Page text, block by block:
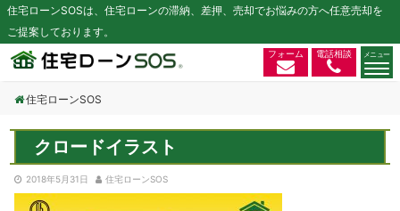
住宅ローンSOSは、住宅ローンの滞納、差押、売却でお悩みの方へ任意売却を
ご提案しております。
フォーム 電話相談
住宅ローンSOS
クロードイラスト
2018年5月31日 住宅ローンSOS